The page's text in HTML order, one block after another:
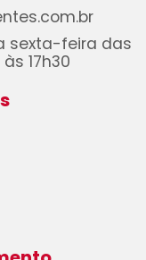
sexta-feira das
17h30